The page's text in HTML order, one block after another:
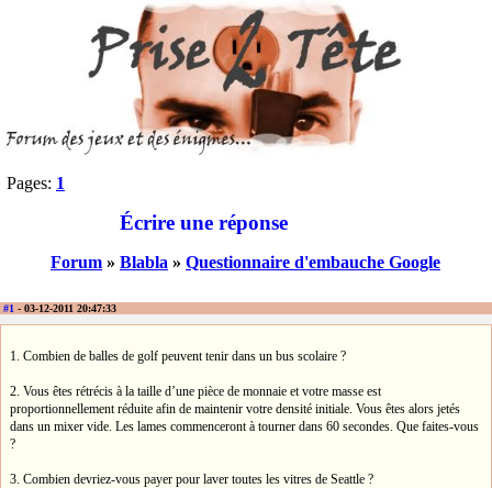
Pages: 1
Écrire une réponse
Forum » Blabla » Questionnaire d'embauche Google
#1 - 03-12-2011 20:47:33
1. Combien de balles de golf peuvent tenir dans un bus scolaire ?
2. Vous êtes rétrécis à la taille d’une pièce de monnaie et votre masse est
proportionnellement réduite afin de maintenir votre densité initiale. Vous êtes alors jetés
dans un mixer vide. Les lames commenceront à tourner dans 60 secondes. Que faites-vous
?
3. Combien devriez-vous payer pour laver toutes les vitres de Seattle ?